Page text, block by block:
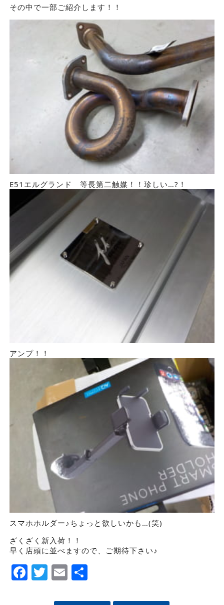
その中で一部ご紹介します！！
E51エルグランド 等長第二触媒！！珍しい…?！
アンプ！！
スマホホルダー♪ちょっと欲しいかも…(笑)
ざくざく新入荷！！
早く店頭に並べますので、ご期待下さい♪
Facebook
Twitter
EmailShare